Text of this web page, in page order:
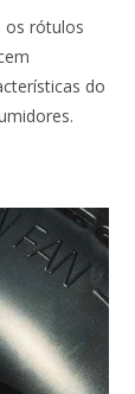
os rótulos
do